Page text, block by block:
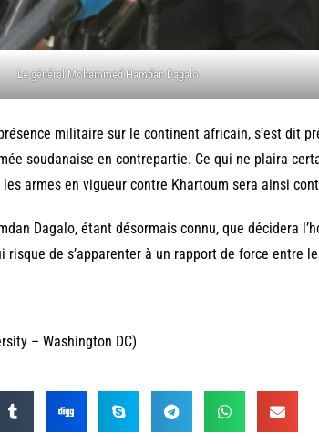
Le général Mohammed Hamdan Dagalo.
militaire sur le continent africain, s’est dit
soudanaise en contrepartie. Ce qui ne plaira
les armes en vigueur contre Khartoum sera ainsi
Dagalo, étant désormais connu, que décidera
risque de s’apparenter à un rapport de force entre
– Washington DC)